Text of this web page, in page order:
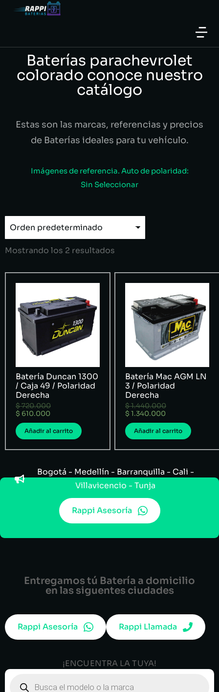
Baterías parachevrolet
colorado conoce nuestro
catálogo
Estas son las marcas, referencias y precios
de Baterías ideales para tu vehículo.
Imágenes de referencia. Auto de polaridad:
Sin Seleccionar
Mostrando los 2 resultados
Batería Duncan 1300
/ Caja 49 / Polaridad
Derecha
$720.000
$ 610.000
Añadir al carrito
Batería Mac AGM LN
3 / Polaridad
Derecha
$1.440.000
$ 1.340.000
Añadir al carrito
Rappi Asesoría
Entregamos tú Batería a domicilio
en las siguentes ciudades
Bogotá - Medellín - Barranquilla - Cali -
Villavicencio - Tunja
Rappi Asesoría Rappi Llamada
¡ENCUENTRA LA TUYA!